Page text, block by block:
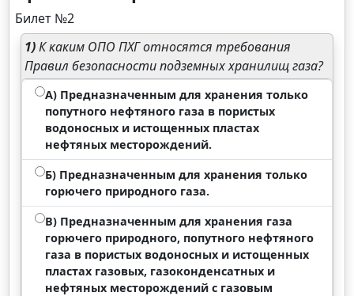
Билет №2
1)К каким ОПО ПХГ относятся требования
Правил безопасности подземных хранилищ газа?
А) Предназначенным для хранения только
попутного нефтяного газа в пористых
водоносных и истощенных пластах
нефтяных месторождений.
Б) Предназначенным для хранения только
горючего природного газа.
В) Предназначенным для хранения газа
горючего природного, попутного нефтяного
газа в пористых водоносных и истощенных
пластах газовых, газоконденсатных и
нефтяных месторождений с газовым